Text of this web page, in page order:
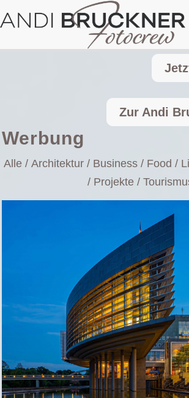
Zur Andi
Werbung
Alle / Architektur / Business / Food /
/ Projekte /